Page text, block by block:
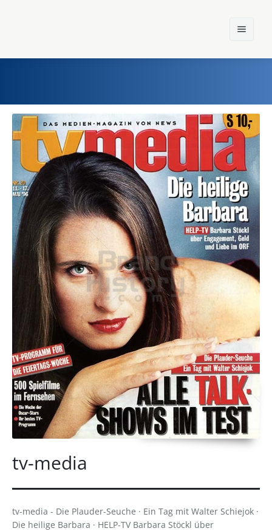
Home
Einst und Heute
Marken
Konzerne
Epoche
tv-media
tv-media - Die Plauder-Seuche · Ein Tag mit Walter Schiejok ·
Die heilige Barbara · HELP-TV Barbara Stöckl über